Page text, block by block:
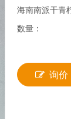
海南南派干青
数量：
询价